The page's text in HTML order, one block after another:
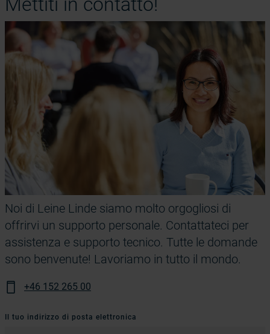
Noi di Leine Linde siamo molto orgogliosi di
offrirvi un supporto personale. Contattateci per
assistenza e supporto tecnico. Tutte le domande
sono benvenute! Lavoriamo in tutto il mondo.
+46 152 265 00
Il tuo indirizzo di posta elettronica